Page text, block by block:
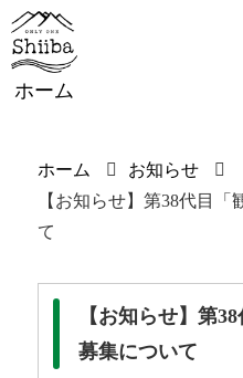
ホーム
ホーム
お知らせ
【お知らせ】第38代目
て
【お知らせ】第
募集について